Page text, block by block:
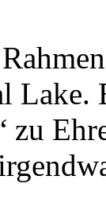
Lake.
zu